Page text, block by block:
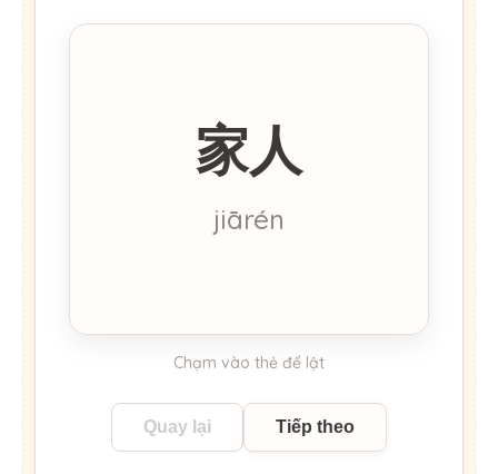
家人
jiārén
Người nhà, gia
đình
Chạm vào thẻ để lật
Quay lại Tiếp theo